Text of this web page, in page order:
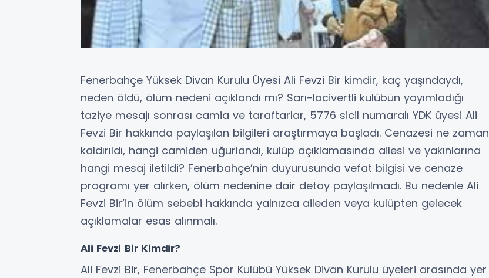
Fenerbahçe Yüksek Divan Kurulu Üyesi Ali Fevzi Bir kimdir, kaç yaşındaydı,
neden öldü, ölüm nedeni açıklandı mı? Sarı-lacivertli kulübün yayımladığı
taziye mesajı sonrası camia ve taraftarlar, 5776 sicil numaralı YDK üyesi Ali
Fevzi Bir hakkında paylaşılan bilgileri araştırmaya başladı. Cenazesi ne zaman
kaldırıldı, hangi camiden uğurlandı, kulüp açıklamasında ailesi ve yakınlarına
hangi mesaj iletildi? Fenerbahçe’nin duyurusunda vefat bilgisi ve cenaze
programı yer alırken, ölüm nedenine dair detay paylaşılmadı. Bu nedenle Ali
Fevzi Bir’in ölüm sebebi hakkında yalnızca aileden veya kulüpten gelecek
açıklamalar esas alınmalı.
Ali Fevzi Bir Kimdir?
Ali Fevzi Bir, Fenerbahçe Spor Kulübü Yüksek Divan Kurulu üyeleri arasında yer